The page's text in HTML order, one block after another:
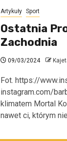
Artykuły Sport
Ostatnia
Zachodnia
09/03/2024
Fot. https://
instagram.com/
klimatem Mortal
nawet ci, którym